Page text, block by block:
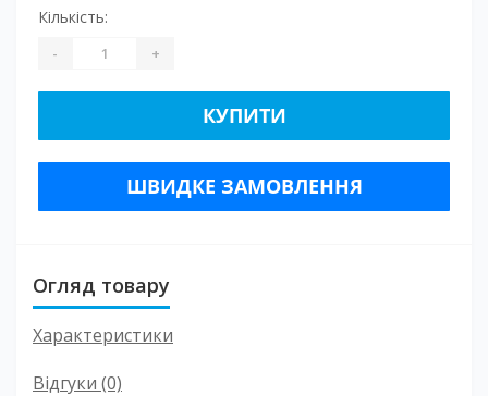
Кількість:
- +
КУПИТИ
ШВИДКЕ ЗАМОВЛЕННЯ
Огляд товару
Характеристики
Відгуки (0)